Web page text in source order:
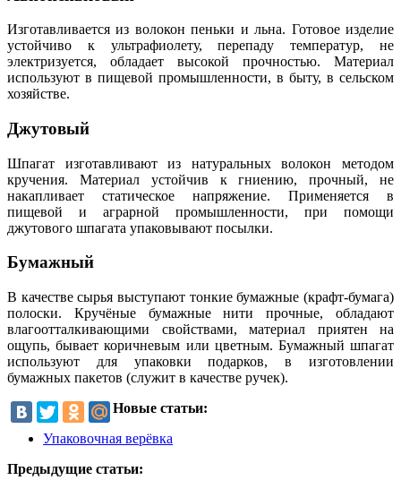
Изготавливается из волокон пеньки и льна. Готовое изделие
устойчиво к ультрафиолету, перепаду температур, не
электризуется, обладает высокой прочностью. Материал
используют в пищевой промышленности, в быту, в сельском
хозяйстве.
Джутовый
Шпагат изготавливают из натуральных волокон методом
кручения. Материал устойчив к гниению, прочный, не
накапливает статическое напряжение. Применяется в
пищевой и аграрной промышленности, при помощи
джутового шпагата упаковывают посылки.
Бумажный
В качестве сырья выступают тонкие бумажные (крафт-бумага)
полоски. Кручёные бумажные нити прочные, обладают
влагоотталкивающими свойствами, материал приятен на
ощупь, бывает коричневым или цветным. Бумажный шпагат
используют для упаковки подарков, в изготовлении
бумажных пакетов (служит в качестве ручек).
Новые статьи:
Упаковочная верёвка
Предыдущие статьи: